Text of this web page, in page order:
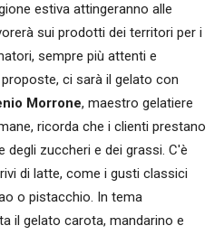
estiva attingeranno alle
sui prodotti dei territori per i
sempre più attenti e
ci sarà il gelato con
Morrone, maestro gelatiere
ricorda che i clienti prestano
zuccheri e dei grassi. C'è
di latte, come i gusti classici
o pistacchio. In tema
il gelato carota, mandarino e